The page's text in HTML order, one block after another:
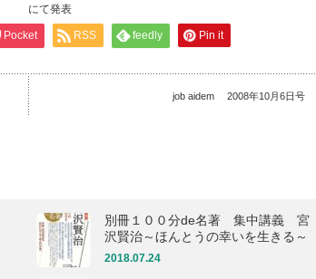
にて発表
Pocket RSS feedly Pin it
job aidem 2008年10月6日号
別冊１００分de名著 集中講義 宮
沢賢治～ほんとうの幸いを生きる～
2018.07.24